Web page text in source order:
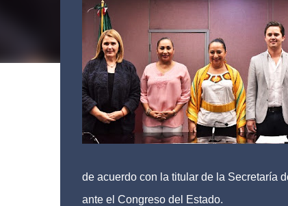
de acuerdo con la titular de la Secretaría
ante el Congreso del Estado.